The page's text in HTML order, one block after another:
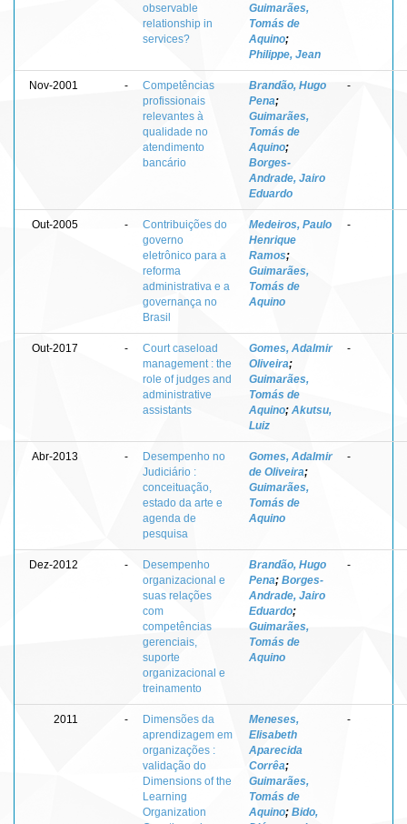
observable
relationship in
services?
Guimarães,
Tomás de
Aquino;
Philippe, Jean
Nov-2001 -
Competências
profissionais
relevantes à
qualidade no
atendimento
bancário
Brandão, Hugo
Pena;
Guimarães,
Tomás de
Aquino;
Borges-
Andrade, Jairo
Eduardo
-
Out-2005 -
Contribuições do
governo
eletrônico para a
reforma
administrativa e a
governança no
Brasil
Medeiros, Paulo
Henrique
Ramos;
Guimarães,
Tomás de
Aquino
-
Out-2017 -
Court caseload
management : the
role of judges and
administrative
assistants
Gomes, Adalmir
Oliveira;
Guimarães,
Tomás de
Aquino; Akutsu,
Luiz
-
Abr-2013 -
Desempenho no
Judiciário :
conceituação,
estado da arte e
agenda de
pesquisa
Gomes, Adalmir
de Oliveira;
Guimarães,
Tomás de
Aquino
-
Dez-2012 -
Desempenho
organizacional e
suas relações
com
competências
gerenciais,
suporte
organizacional e
treinamento
Brandão, Hugo
Pena; Borges-
Andrade, Jairo
Eduardo;
Guimarães,
Tomás de
Aquino
-
2011 -
Dimensões da
aprendizagem em
organizações :
validação do
Dimensions of the
Learning
Organization
Meneses,
Elisabeth
Aparecida
Corrêa;
Guimarães,
Tomás de
Aquino; Bido,
-